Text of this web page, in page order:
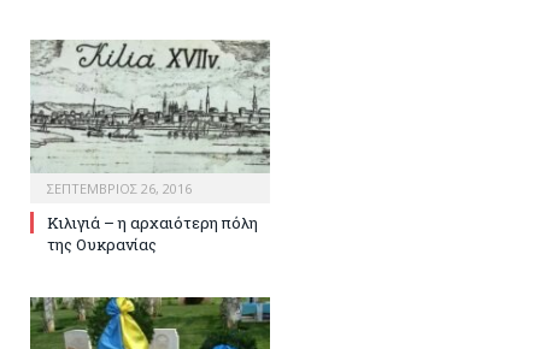
ΣΕΠΤΈΜΒΡΙΟΣ 26, 2016
Κιλιγιά – η αρχαιότερη πόλη
της Ουκρανίας